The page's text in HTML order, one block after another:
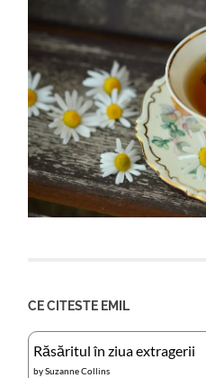
CE CITESTE EMIL
Răsăritul în ziua extragerii
bySuzanne Collins